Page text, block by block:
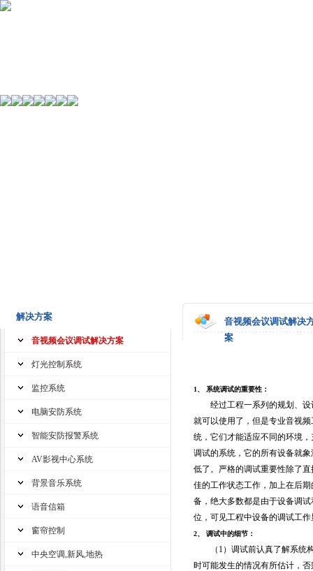
解决方案
音视频会议调试解决方案
灯光控制系统
监控系统
电脑安防系统
智能安防报警系统
AV影视中心系统
背景音乐系统
语音信箱
窗帘控制
中央空调,新风,地热
音视频会议调试解决
案
1、 系统调试的重要性：
经过工程一系列的规划、设
就可以使用了，但是专业音视
统，它们才能适应不同的环境
调试的系统，它的所有设备就
低了。严格的调试重要性除了
佳的工作状态工作，加上在后
备，绝大多数都是由于设备调
位，可见工程中设备的调试工
2、 调试中的细节：
（1）调试前认真了解系统构
时可能发生的情况有所估计，